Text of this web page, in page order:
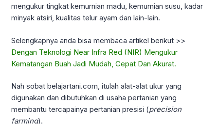
mengukur tingkat kemurnian madu, kemurnian susu, kadar
minyak atsiri, kualitas telur ayam dan lain-lain.
Selengkapnya anda bisa membaca artikel berikut >>
Dengan Teknologi Near Infra Red (NIR) Mengukur
Kematangan Buah Jadi Mudah, Cepat Dan Akurat.
Nah sobat belajartani.com, itulah alat-alat ukur yang
digunakan dan dibutuhkan di usaha pertanian yang
membantu tercapainya pertanian presisi (precision
farming).